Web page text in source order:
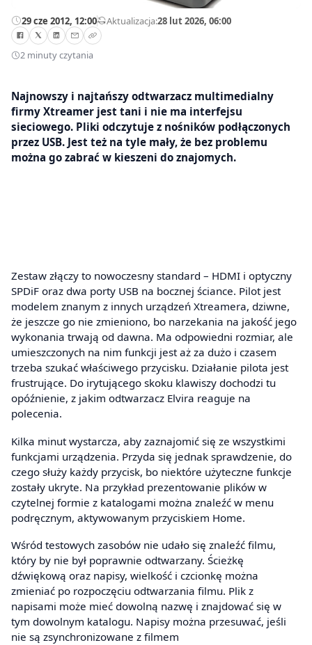
29 cze 2012, 12:00—Aktualizacja:28 lut 2026, 06:00
2 minuty czytania
Najnowszy i najtańszy odtwarzacz multimedialny
firmy Xtreamer jest tani i nie ma interfejsu
sieciowego. Pliki odczytuje z nośników podłączonych
przez USB. Jest też na tyle mały, że bez problemu
można go zabrać w kieszeni do znajomych.
Zestaw złączy to nowoczesny standard – HDMI i optyczny
SPDiF oraz dwa porty USB na bocznej ściance. Pilot jest
modelem znanym z innych urządzeń Xtreamera, dziwne,
że jeszcze go nie zmieniono, bo narzekania na jakość jego
wykonania trwają od dawna. Ma odpowiedni rozmiar, ale
umieszczonych na nim funkcji jest aż za dużo i czasem
trzeba szukać właściwego przycisku. Działanie pilota jest
frustrujące. Do irytującego skoku klawiszy dochodzi tu
opóźnienie, z jakim odtwarzacz Elvira reaguje na
polecenia.
Kilka minut wystarcza, aby zaznajomić się ze wszystkimi
funkcjami urządzenia. Przyda się jednak sprawdzenie, do
czego służy każdy przycisk, bo niektóre użyteczne funkcje
zostały ukryte. Na przykład prezentowanie plików w
czytelnej formie z katalogami można znaleźć w menu
podręcznym, aktywowanym przyciskiem Home.
Wśród testowych zasobów nie udało się znaleźć filmu,
który by nie był poprawnie odtwarzany. Ścieżkę
dźwiękową oraz napisy, wielkość i czcionkę można
zmieniać po rozpoczęciu odtwarzania filmu. Plik z
napisami może mieć dowolną nazwę i znajdować się w
tym dowolnym katalogu. Napisy można przesuwać, jeśli
nie są zsynchronizowane z filmem